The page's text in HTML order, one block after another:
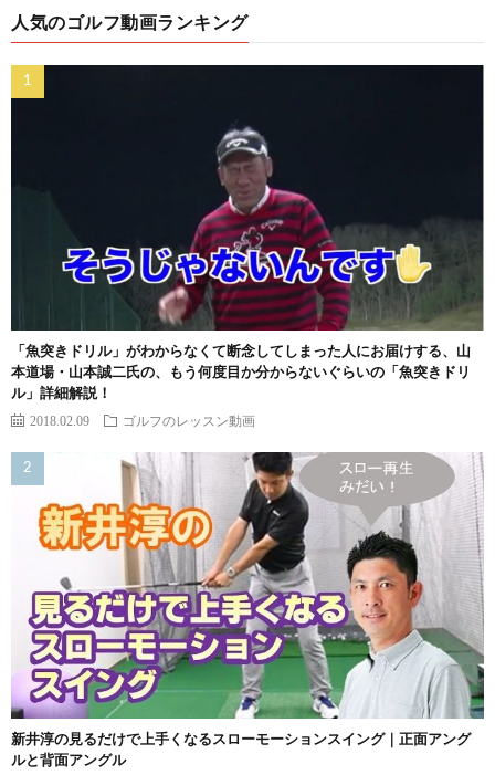
人気のゴルフ動画ランキング
「魚突きドリル」がわからなくて断念してしまった人にお届けする、山
本道場・山本誠二氏の、もう何度目か分からないぐらいの「魚突きドリ
ル」詳細解説！
2018.02.09 ゴルフのレッスン動画
新井淳の見るだけで上手くなるスローモーションスイング｜正面アング
ルと背面アングル